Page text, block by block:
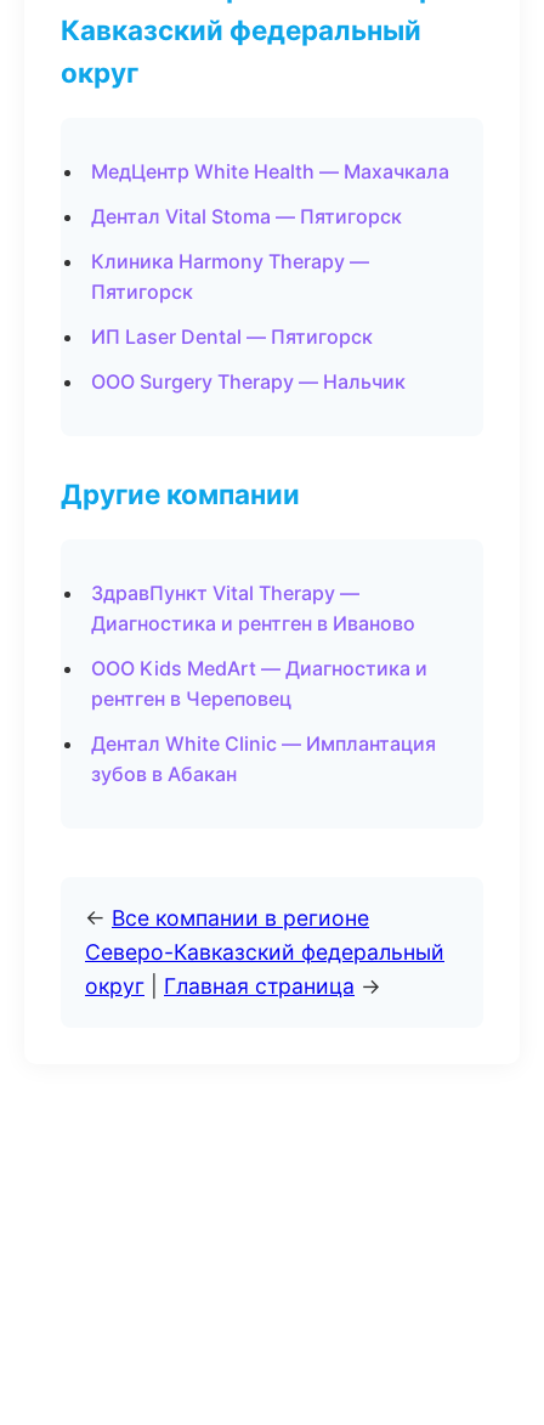
Кавказский федеральный
округ
МедЦентр White Health — Махачкала
Дентал Vital Stoma — Пятигорск
Клиника Harmony Therapy —
Пятигорск
ИП Laser Dental — Пятигорск
ООО Surgery Therapy — Нальчик
Другие компании
ЗдравПункт Vital Therapy —
Диагностика и рентген в Иваново
ООО Kids MedArt — Диагностика и
рентген в Череповец
Дентал White Clinic — Имплантация
зубов в Абакан
← Все компании в регионе
Северо-Кавказский федеральный
округ
Главная страница →